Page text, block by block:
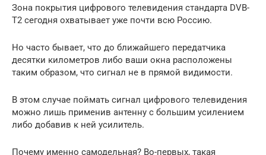
Зона покрытия цифрового телевидения стандарта DVB-
T2 сегодня охватывает уже почти всю Россию.
Но часто бывает, что до ближайшего передатчика
десятки километров либо ваши окна расположены
таким образом, что сигнал не в прямой видимости.
В этом случае поймать сигнал цифрового телевидения
можно лишь применив антенну с большим усилением
либо добавив к ней усилитель.
Почему именно самодельная? Во-первых, такая